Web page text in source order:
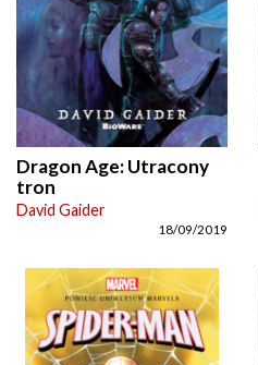
Dragon Age: Utracony
tron
David Gaider
18/09/2019